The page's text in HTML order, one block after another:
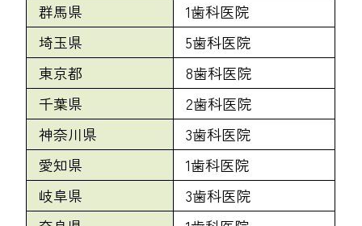
群馬県
1歯科医院
埼玉県
5歯科医院
東京都
8歯科医院
千葉県
2歯科医院
神奈川県
3歯科医院
愛知県
1歯科医院
岐阜県
3歯科医院